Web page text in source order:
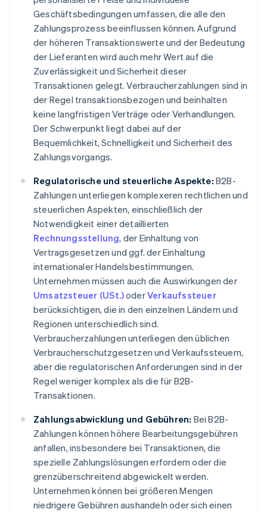
Geschäftsbedingungen umfassen, die alle den
Zahlungsprozess beeinflussen können. Aufgrund
der höheren Transaktionswerte und der Bedeutung
der Lieferanten wird auch mehr Wert auf die
Zuverlässigkeit und Sicherheit dieser
Transaktionen gelegt. Verbraucherzahlungen sind in
der Regel transaktionsbezogen und beinhalten
keine langfristigen Verträge oder Verhandlungen.
Der Schwerpunkt liegt dabei auf der
Bequemlichkeit, Schnelligkeit und Sicherheit des
Zahlungsvorgangs.
Regulatorische und steuerliche Aspekte: B2B-
Zahlungen unterliegen komplexeren rechtlichen und
steuerlichen Aspekten, einschließlich der
Notwendigkeit einer detaillierten
Rechnungsstellung, der Einhaltung von
Vertragsgesetzen und ggf. der Einhaltung
internationaler Handelsbestimmungen.
Unternehmen müssen auch die Auswirkungen der
Umsatzsteuer (USt.)oderVerkaufssteuer
berücksichtigen, die in den einzelnen Ländern und
Regionen unterschiedlich sind.
Verbraucherzahlungen unterliegen den üblichen
Verbraucherschutzgesetzen und Verkaufssteuern,
aber die regulatorischen Anforderungen sind in der
Regel weniger komplex als die für B2B-
Transaktionen.
Zahlungsabwicklung und Gebühren: Bei B2B-
Zahlungen können höhere Bearbeitungsgebühren
anfallen, insbesondere bei Transaktionen, die
spezielle Zahlungslösungen erfordern oder die
grenzüberschreitend abgewickelt werden.
Unternehmen können bei größeren Mengen
niedrigere Gebühren aushandeln oder sich einen